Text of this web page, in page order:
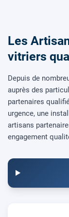
Les
vitriers
Depuis de
auprès des
partenaires
urgence, une
artisans
engagement